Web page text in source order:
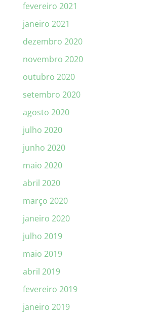
fevereiro 2021
janeiro 2021
dezembro 2020
novembro 2020
outubro 2020
setembro 2020
agosto 2020
julho 2020
junho 2020
maio 2020
abril 2020
março 2020
janeiro 2020
julho 2019
maio 2019
abril 2019
fevereiro 2019
janeiro 2019